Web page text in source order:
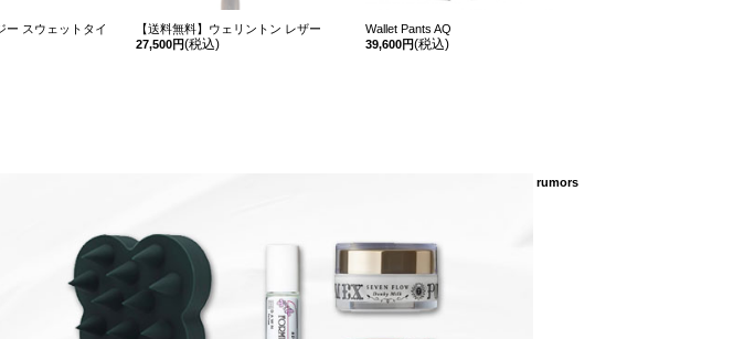
ー スウェットタイ
【送料無料】ウェリントン レザー
27,500円(税込)
Wallet Pants AQ
39,600円(税込)
rumors